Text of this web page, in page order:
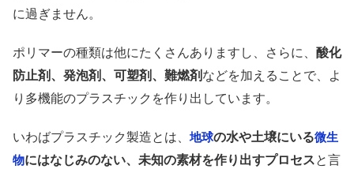
に過ぎません。
ポリマーの種類は他にたくさんありますし、さらに、 酸化
防止剤、発泡剤、可塑剤、難燃剤 などを加えることで、よ
り多機能のプラスチックを作り出しています。
いわばプラスチック製造とは、地球の水や土壌にいる微生
物にはなじみのない、未知の素材を作り出すプロセスと言